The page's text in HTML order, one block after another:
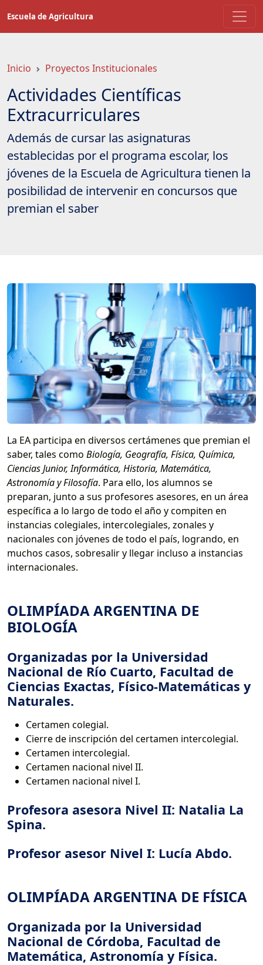
contenido
Escuela de Agricultura
Inicio Proyectos Institucionales
Actividades Científicas
Extracurriculares
Además de cursar las asignaturas
establecidas por el programa escolar, los
jóvenes de la Escuela de Agricultura tienen la
posibilidad de intervenir en concursos que
premian el saber
La EA participa en diversos certámenes que premian el
saber, tales como Biología, Geografía, Física, Química,
Ciencias Junior, Informática, Historia, Matemática,
Astronomía y Filosofía. Para ello, los alumnos se
preparan, junto a sus profesores asesores, en un área
específica a lo largo de todo el año y compiten en
instancias colegiales, intercolegiales, zonales y
nacionales con jóvenes de todo el país, logrando, en
muchos casos, sobresalir y llegar incluso a instancias
internacionales.
OLIMPÍADA ARGENTINA DE
BIOLOGÍA
Organizadas por la Universidad
Nacional de Río Cuarto, Facultad de
Ciencias Exactas, Físico-Matemáticas y
Naturales.
Certamen colegial.
Cierre de inscripción del certamen intercolegial.
Certamen intercolegial.
Certamen nacional nivel II.
Certamen nacional nivel I.
Profesora asesora Nivel II: Natalia La
Spina.
Profesor asesor Nivel I: Lucía Abdo.
OLIMPÍADA ARGENTINA DE FÍSICA
Organizada por la Universidad
Nacional de Córdoba, Facultad de
Matemática, Astronomía y Física.